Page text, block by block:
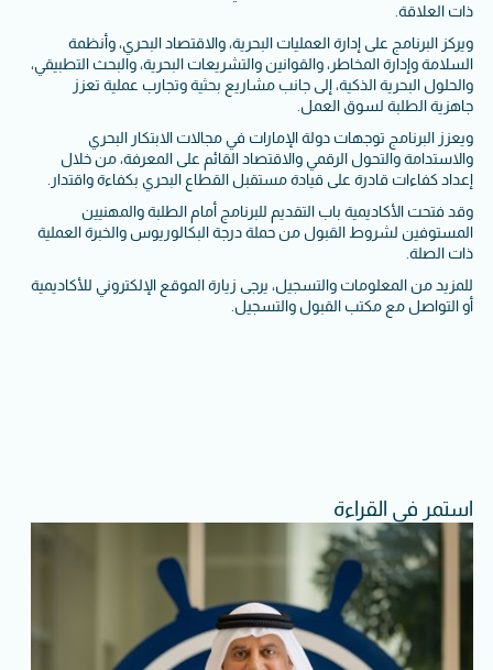
ذات العلاقة.
ويركز البرنامج على إدارة العمليات البحرية، والاقتصاد البحري، وأنظمة
السلامة وإدارة المخاطر، والقوانين والتشريعات البحرية، والبحث التطبيقي،
والحلول البحرية الذكية، إلى جانب مشاريع بحثية وتجارب عملية تعزز
جاهزية الطلبة لسوق العمل.
ويعزز البرنامج توجهات دولة الإمارات في مجالات الابتكار البحري
والاستدامة والتحول الرقمي والاقتصاد القائم على المعرفة، من خلال
إعداد كفاءات قادرة على قيادة مستقبل القطاع البحري بكفاءة واقتدار.
وقد فتحت الأكاديمية باب التقديم للبرنامج أمام الطلبة والمهنيين
المستوفين لشروط القبول من حملة درجة البكالوريوس والخبرة العملية
ذات الصلة.
للمزيد من المعلومات والتسجيل، يرجى زيارة الموقع الإلكتروني للأكاديمية
أو التواصل مع مكتب القبول والتسجيل.
استمر في القراءة